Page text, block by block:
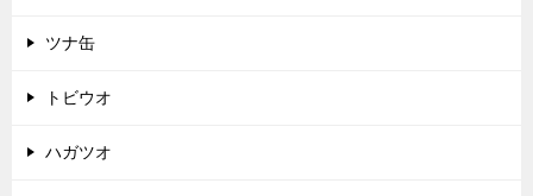
ツナ缶
トビウオ
ハガツオ